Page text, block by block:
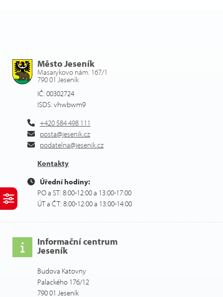
Město Jeseník
Masarykovo nám. 167/1
790 01 Jeseník
IČ: 00302724
ISDS: vhwbwm9
+420 584 498 111
posta@jesenik.cz
podatelna@jesenik.cz
Kontakty
Úřední hodiny:
PO a ST: 8:00-12:00 a 13:00-17:00
ÚT a ČT: 8:00-12:00 a 13:00-14:00
Informační centrum
Jeseník
Budova Katovny
Palackého 176/12
790 01 Jeseník